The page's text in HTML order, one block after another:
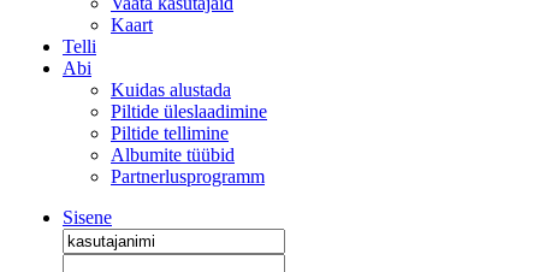
Kaart
Telli
Abi
Kuidas alustada
Piltide üleslaadimine
Piltide tellimine
Albumite tüübid
Partnerlusprogramm
Sisene